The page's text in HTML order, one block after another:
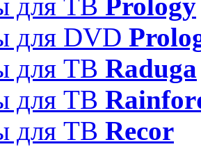
для DVD
для ТВ Raduga
для ТВ
для ТВ Recor